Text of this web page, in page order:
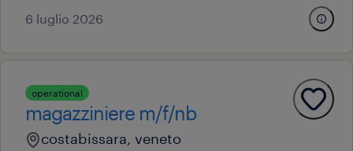
6 luglio 2026
operational
magazziniere m/f/nb
costabissara, veneto